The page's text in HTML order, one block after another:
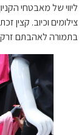
של מאבטחי הקניון,
וכיוב. קצין זכתה
לאהבתם זרקה